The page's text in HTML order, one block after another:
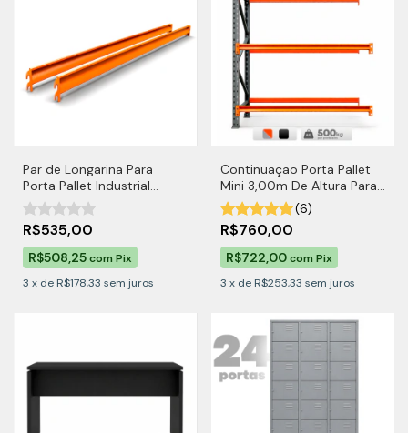
Par de Longarina Para
Porta Pallet Industrial
2000kg por Nível
R$535,00
R$508,25comPix
3 x de R$178,33 sem juros
Continuação Porta Pallet
Mini 3,00m De Altura Para
500kg por Nível
(6)
R$760,00
R$722,00com Pix
3 x de R$253,33 sem juros